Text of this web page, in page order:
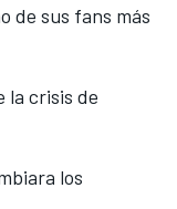
de sus fans más
la crisis de
los